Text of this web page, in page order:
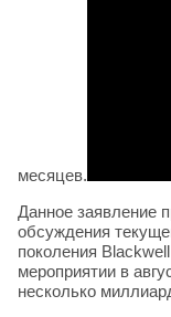
месяцев.
Данное заявление
обсуждения
поколения
мероприятии в
несколько